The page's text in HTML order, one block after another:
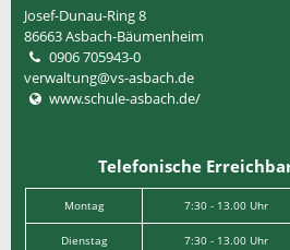
Josef-Dunau-Ring 8
86663Asbach-Bäumenheim
0906 705943-0
verwaltung@vs-asbach.de
www.schule-asbach.de/
Telefonische
Montag 7:30 - 13.00 Uhr
Dienstag 7:30 - 13.00 Uhr